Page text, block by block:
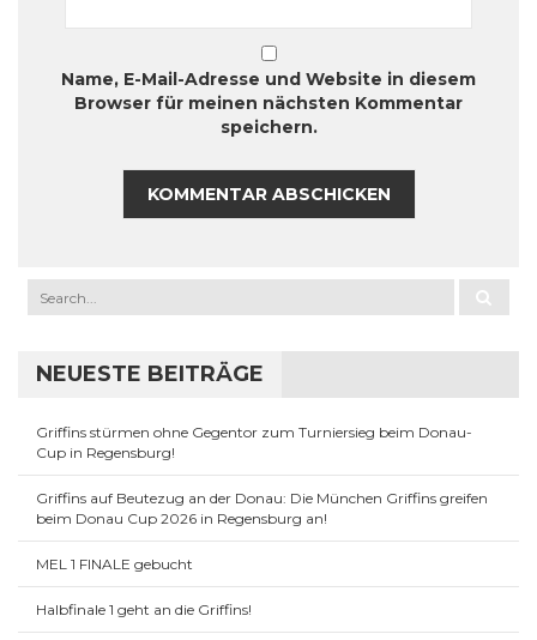
Name, E-Mail-Adresse und Website in diesem
Browser für meinen nächsten Kommentar
speichern.
NEUESTE BEITRÄGE
Griffins stürmen ohne Gegentor zum Turniersieg beim Donau-
Cup in Regensburg!
Griffins auf Beutezug an der Donau: Die München Griffins greifen
beim Donau Cup 2026 in Regensburg an!
MEL 1 FINALE gebucht
Halbfinale 1 geht an die Griffins!